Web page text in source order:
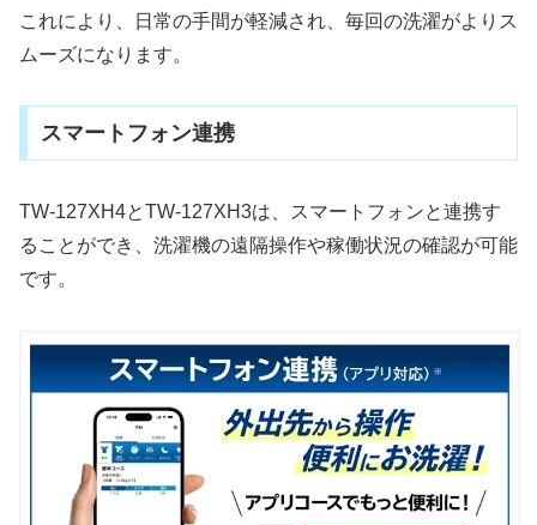
これにより、日常の手間が軽減され、毎回の洗濯がよりス
ムーズになります。
スマートフォン連携
TW-127XH4とTW-127XH3は、スマートフォンと連携す
ることができ、洗濯機の遠隔操作や稼働状況の確認が可能
です。